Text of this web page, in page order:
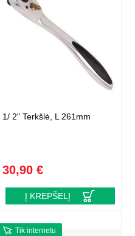
1/ 2" Terkšlė, L 261mm
30,90 €
Į KREPŠELĮ
Tik internetu